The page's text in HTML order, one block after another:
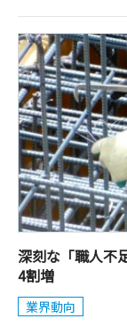
深刻な「職人不
4割増
業界動向